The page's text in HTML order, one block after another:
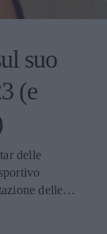
suo
(e
delle
delle